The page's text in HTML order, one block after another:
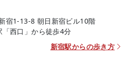
宿1-13-8 朝日新宿ビル10階
「西口」から徒歩4分
新宿駅からの歩き方